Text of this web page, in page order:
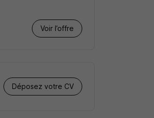
Voir l’offre
Déposez votre CV